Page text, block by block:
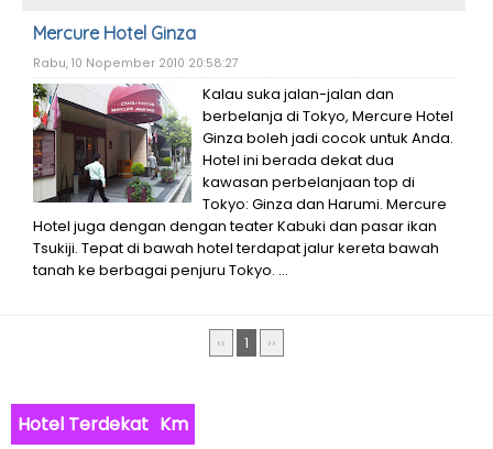
Mercure Hotel Ginza
Rabu, 10 Nopember 2010 20:58:27
Kalau suka jalan-jalan dan
berbelanja di Tokyo, Mercure Hotel
Ginza boleh jadi cocok untuk Anda.
Hotel ini berada dekat dua
kawasan perbelanjaan top di
Tokyo: Ginza dan Harumi. Mercure
Hotel juga dengan dengan teater Kabuki dan pasar ikan
Tsukiji. Tepat di bawah hotel terdapat jalur kereta bawah
tanah ke berbagai penjuru Tokyo. ...
‹‹ 1 ››
Hotel Terdekat Km